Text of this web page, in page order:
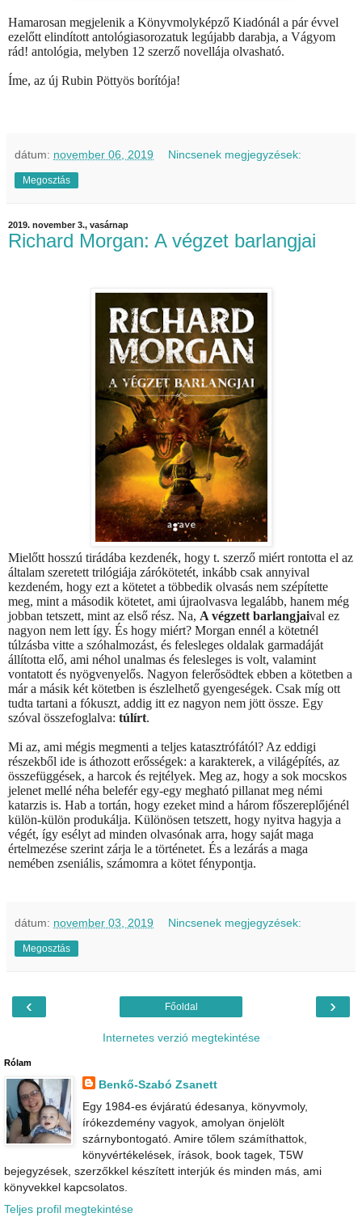
Hamarosan megjelenik a Könyvmolyképző Kiadónál a pár évvel
ezelőtt elindított antológiasorozatuk legújabb darabja, a Vágyom
rád! antológia, melyben 12 szerző novellája olvasható.
Íme, az új Rubin Pöttyös borítója!
dátum: november 06, 2019 Nincsenek megjegyzések:
Megosztás
2019. november 3., vasárnap
Richard Morgan: A végzet barlangjai
Mielőtt hosszú tirádába kezdenék, hogy t. szerző miért rontotta el az
általam szeretett trilógiája zárókötetét, inkább csak annyival
kezdeném, hogy ezt a kötetet a többedik olvasás nem szépítette
meg, mint a második kötetet, ami újraolvasva legalább, hanem még
jobban tetszett, mint az első rész. Na, A végzett barlangjaival ez
nagyon nem lett így. És hogy miért? Morgan ennél a kötetnél
túlzásba vitte a szóhalmozást, és felesleges oldalak garmadáját
állította elő, ami néhol unalmas és felesleges is volt, valamint
vontatott és nyögvenyelős. Nagyon felerősödtek ebben a kötetben a
már a másik két kötetben is észlelhető gyengeségek. Csak míg ott
tudta tartani a fókuszt, addig itt ez nagyon nem jött össze. Egy
szóval összefoglalva: túlírt.
Mi az, ami mégis megmenti a teljes katasztrófától? Az eddigi
részekből ide is áthozott erősségek: a karakterek, a világépítés, az
összefüggések, a harcok és rejtélyek. Meg az, hogy a sok mocskos
jelenet mellé néha belefér egy-egy megható pillanat meg némi
katarzis is. Hab a tortán, hogy ezeket mind a három főszereplőjénél
külön-külön produkálja. Különösen tetszett, hogy nyitva hagyja a
végét, így esélyt ad minden olvasónak arra, hogy saját maga
értelmezése szerint zárja le a történetet. És a lezárás a maga
nemében zseniális, számomra a kötet fénypontja.
dátum: november 03, 2019 Nincsenek megjegyzések:
Megosztás
‹ ›
Főoldal
Internetes verzió megtekintése
Rólam
Benkő-Szabó Zsanett
Egy 1984-es évjáratú édesanya, könyvmoly,
írókezdemény vagyok, amolyan önjelölt
szárnybontogató. Amire tőlem számíthattok,
könyvértékelések, írások, book tagek, T5W
bejegyzések, szerzőkkel készített interjúk és minden más, ami
könyvekkel kapcsolatos.
Teljes profil megtekintése